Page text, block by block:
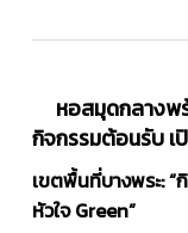
หอสมุดกลางพ
กิจกรรมต้อนรับ เ
เขตพื้นที่บางพระ:
หัวใจ Green”